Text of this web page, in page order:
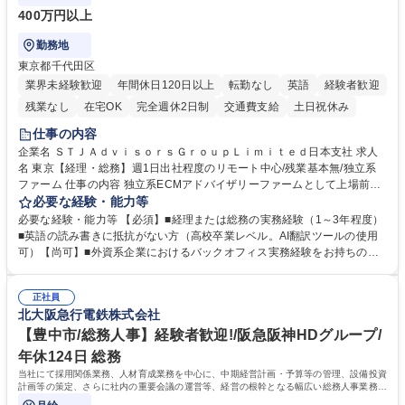
400万円以上
勤務地
東京都千代田区
業界未経験歓迎
年間休日120日以上 転勤なし 英語
経験者歓迎
残業なし
在宅OK 完全週休2日制 交通費支給 土日祝休み
仕事の内容
企業名 ＳＴＪＡｄｖｉｓｏｒｓＧｒｏｕｐＬｉｍｉｔｅｄ日本支社 求人
名 東京【経理・総務】週1日出社程度のリモート中心/残業基本無/独立系
ファーム 仕事の内容 独立系ECMアドバイザリーファームとして上場前後
の資本市場戦略を設計する当社にて経理・総務をお任せします。基礎的な
バックオフィス業務からスタートし組織を支える専任担当として広く活躍
できる環境です。 ■日常経理、月次および年次決算サポート業務 ■本国
（グローバル）との英文メール対応（AI翻訳ツール等を使用しての対応で
業務をお任せします。残業も基本的には発生せず、ご自身のペースで業務
を進めやすく定着率の高い環境です。 募集職種 東京【経理・総務】週1日
出社程度のリモート中心/残業基本無/独立系ファーム
必要な経験・能力等
必要な経験・能力等 【必須】■経理または総務の実務経験（1～3年程度）
■英語の読み書きに抵抗がない方（高校卒業レベル。AI翻訳ツールの使用
可）【尚可】■外資系企業におけるバックオフィス実務経験をお持ちの方
【働き方について】現在は週4日程度の在宅勤務を実施しており、ワーク
ライフバランスを重視する方に最適な環境です（フルリモートも面接で相
談可）。【求める人物像】幅広いバックオフィス業務に柔軟に対応でき、
社内外と円滑にコミュニケーションを取りながら業務を推進できる方 学
歴・資格 学歴：大学院 大学 高専 短大 専修学校 高校 語学力： 資格：
正社員
北大阪急行電鉄株式会社
【豊中市/総務人事】経験者歓迎!/阪急阪神HDグループ/
年休124日 総務
当社にて採用関係業務、人材育成業務を中心に、中期経営計画・予算等の管理、設備投資
計画等の策定、さらに社内の重要会議の運営等、経営の根幹となる幅広い総務人事業務全
般を担当していただきます。